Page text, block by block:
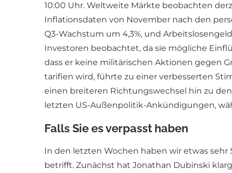
10:00 Uhr. Weltweite Märkte beobachten
Inflationsdaten von November nach den
Q3-Wachstum um 4,3%, und
Investoren beobachtet, da sie mögliche
dass er keine militärischen Aktionen gegen
tarifien wird, führte zu einer verbesserten
einen breiteren Richtungswechsel hin zu
letzten US-Außenpolitik-Ankündigungen,
Falls Sie es verpasst haben
In den letzten Wochen haben wir etwas
betrifft. Zunächst hat Jonathan Dubinski